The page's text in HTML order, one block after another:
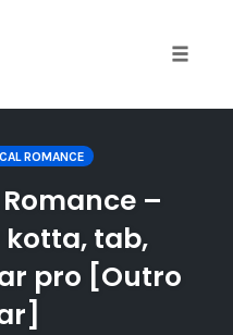
ROMANCE
–
kotta, tab,
pro [Outro